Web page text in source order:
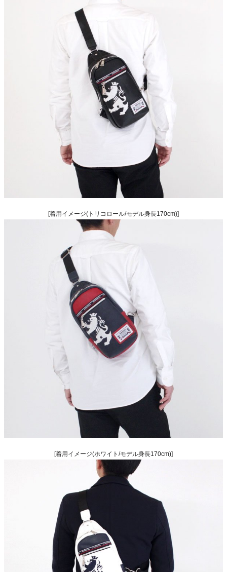
[着用イメージ(トリコロール/モデル身長170cm)]
[着用イメージ(ホワイト/モデル身長170cm)]